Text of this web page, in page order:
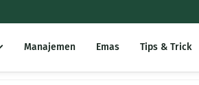
Manajemen Emas Tips & Trick